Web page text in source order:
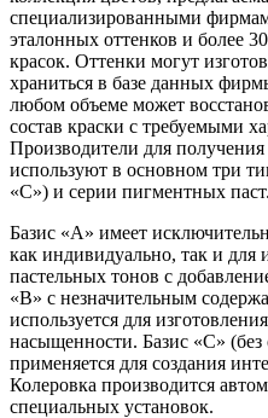
специализированными
эталонных оттенков и более
красок. Оттенки могут
храниться в базе данных
любом объеме может
состав краски с требуемыми
Производители для
используют в основном три
«С») и серии пигментных паст.
Базис «А» имеет
как индивидуально, так и для
пастельных тонов с
«В» с незначительным
используется для
насыщенности. Базис «С»
применяется для создания
Колеровка производится
специальных установок.